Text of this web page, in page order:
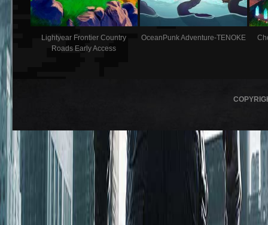
Lightyear Frontier Country
Roads Early Access
OceanPunk Adventure-TENOKE